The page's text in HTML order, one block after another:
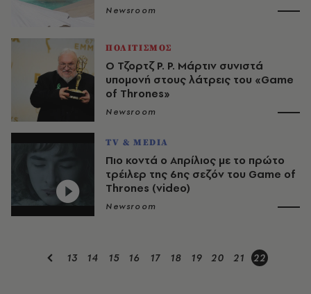
Newsroom
ΠΟΛΙΤΙΣΜΟΣ
Ο Τζορτζ Ρ. Ρ. Μάρτιν συνιστά
υπομονή στους λάτρεις του «Game
of Thrones»
Newsroom
TV & MEDIA
Πιο κοντά ο Απρίλιος με το πρώτο
τρέιλερ της 6ης σεζόν του Game of
Thrones (video)
Newsroom
13 14 15 16 17 18 19 20 21 22